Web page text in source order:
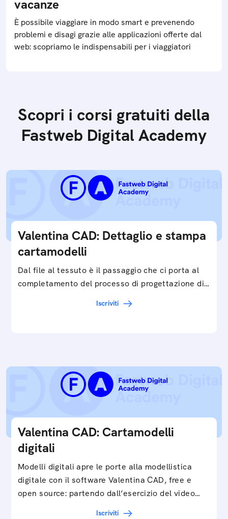
vacanze
È possibile viaggiare in modo smart e prevenendo
problemi e disagi grazie alle applicazioni offerte dal
web: scopriamo le indispensabili per i viaggiatori
Scopri i corsi gratuiti della
Fastweb Digital Academy
Valentina CAD: Dettaglio e stampa
cartamodelli
Dal file al tessuto è il passaggio che ci porta al
completamento del processo di progettazione di
Iscriviti
Valentina CAD: Cartamodelli
digitali
Modelli digitali apre le porte alla modellistica
digitale con il software Valentina CAD, free e
open source: partendo dall’esercizio del video…
Iscriviti